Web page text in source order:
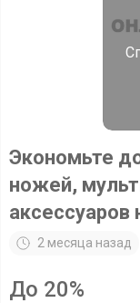
Экономьте
ножей,
2 месяца назад
До 20%